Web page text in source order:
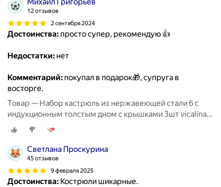
12 отзывов
2 сентября 2024
Достоинства: просто супер, рекомендую 👍
Недостатки: нет
Комментарий: покупал в подарок🎁, супруга в
восторге.
Товар — Набор кастрюль из нержавеющей стали 6 с
индукционным толстым дном с крышками 3шт vicalina
из нержавейки для приготовлени
Светлана Проскурина
45 отзывов
9 февраля 2025
Достоинства: Кострюли шикарные.